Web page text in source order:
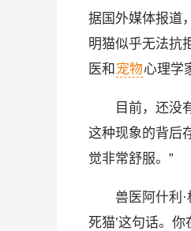
据国外媒体报道
明猫似乎无法抗
医和 宠物心理学
目前，还没有
这种现象的背后
觉非常舒服。”
兽医阿什利·格
死猫’这句话。